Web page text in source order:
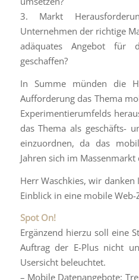
3. Markt
Unternehmen der richtige
adäquates Angebot für
geschaffen?
In Summe münden die
Aufforderung das Thema
Experimentierumfelds
das Thema als geschäfts-
einzuordnen, da das
Jahren sich im
Herr Waschkies, wir
Einblick in eine mobile
Spot On!
Ergänzend hierzu soll eine
Auftrag der E-Plus nicht
Usersicht beleuchtet.
– Mobile Datenangebote: